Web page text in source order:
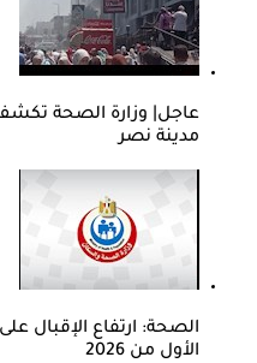
عاجل| وزارة الصحة تكشف
مدينة نصر
الأول من 2026